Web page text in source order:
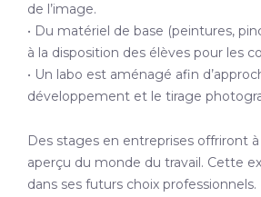
de l’image.
• Du matériel de base (peintures,
à la disposition des élèves pour les
• Un labo est aménagé afin
développement et le tirage
Des stages en entreprises offriront à
aperçu du monde du travail. Cette
dans ses futurs choix professionnels.